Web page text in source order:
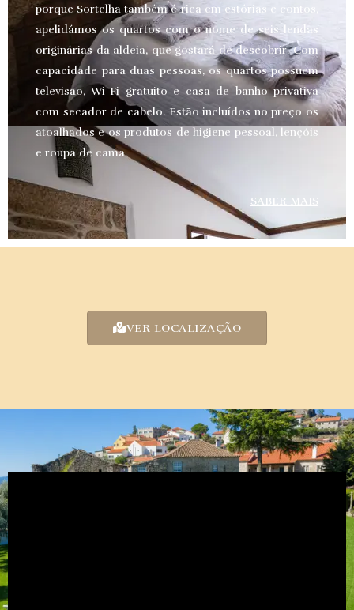
porque Sortelha também é rica em estórias e contos,
apelidámos os quartos com o nome de seis lendas
originárias da aldeia, que gostará de descobrir. Com
capacidade para duas pessoas, os quartos possuem
televisão, Wi-Fi gratuito e casa de banho privativa
com secador de cabelo. Estão incluídos no preço os
atoalhados e os produtos de higiene pessoal, lençóis
e roupa de cama.
SABER MAIS
VER LOCALIZAÇÃO